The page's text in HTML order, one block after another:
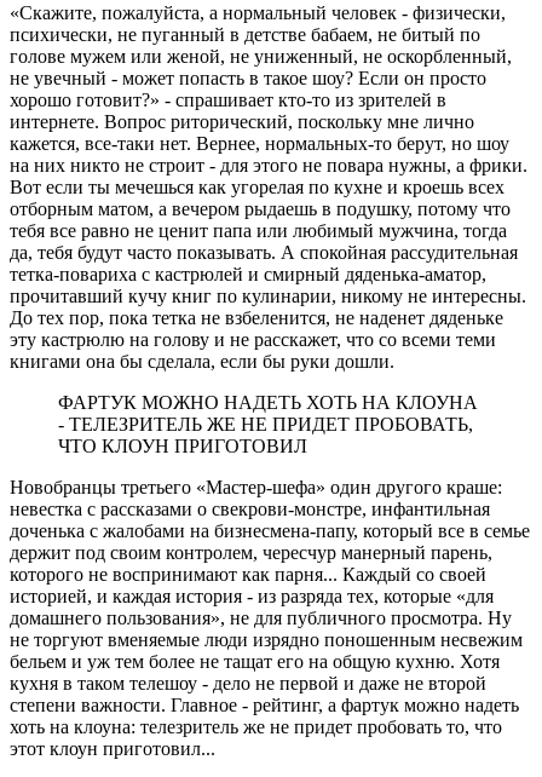
«Скажите, пожалуйста, а нормальный человек - физически,
психически, не пуганный в детстве бабаем, не битый по
голове мужем или женой, не униженный, не оскорбленный,
не увечный - может попасть в такое шоу? Если он просто
хорошо готовит?» - спрашивает кто-то из зрителей в
интернете. Вопрос риторический, поскольку мне лично
кажется, все-таки нет. Вернее, нормальных-то берут, но шоу
на них никто не строит - для этого не повара нужны, а фрики.
Вот если ты мечешься как угорелая по кухне и кроешь всех
отборным матом, а вечером рыдаешь в подушку, потому что
тебя все равно не ценит папа или любимый мужчина, тогда
да, тебя будут часто показывать. А спокойная рассудительная
тетка-повариха с кастрюлей и смирный дяденька-аматор,
прочитавший кучу книг по кулинарии, никому не интересны.
До тех пор, пока тетка не взбеленится, не наденет дяденьке
эту кастрюлю на голову и не расскажет, что со всеми теми
книгами она бы сделала, если бы руки дошли.
ФАРТУК МОЖНО НАДЕТЬ ХОТЬ НА КЛОУНА
- ТЕЛЕЗРИТЕЛЬ ЖЕ НЕ ПРИДЕТ ПРОБОВАТЬ,
ЧТО КЛОУН ПРИГОТОВИЛ
Новобранцы третьего «Мастер-шефа» один другого краше:
невестка с рассказами о свекрови-монстре, инфантильная
доченька с жалобами на бизнесмена-папу, который все в семье
держит под своим контролем, чересчур манерный парень,
которого не воспринимают как парня... Каждый со своей
историей, и каждая история - из разряда тех, которые «для
домашнего пользования», не для публичного просмотра. Ну
не торгуют вменяемые люди изрядно поношенным несвежим
бельем и уж тем более не тащат его на общую кухню. Хотя
кухня в таком телешоу - дело не первой и даже не второй
степени важности. Главное - рейтинг, а фартук можно надеть
хоть на клоуна: телезритель же не придет пробовать то, что
этот клоун приготовил...